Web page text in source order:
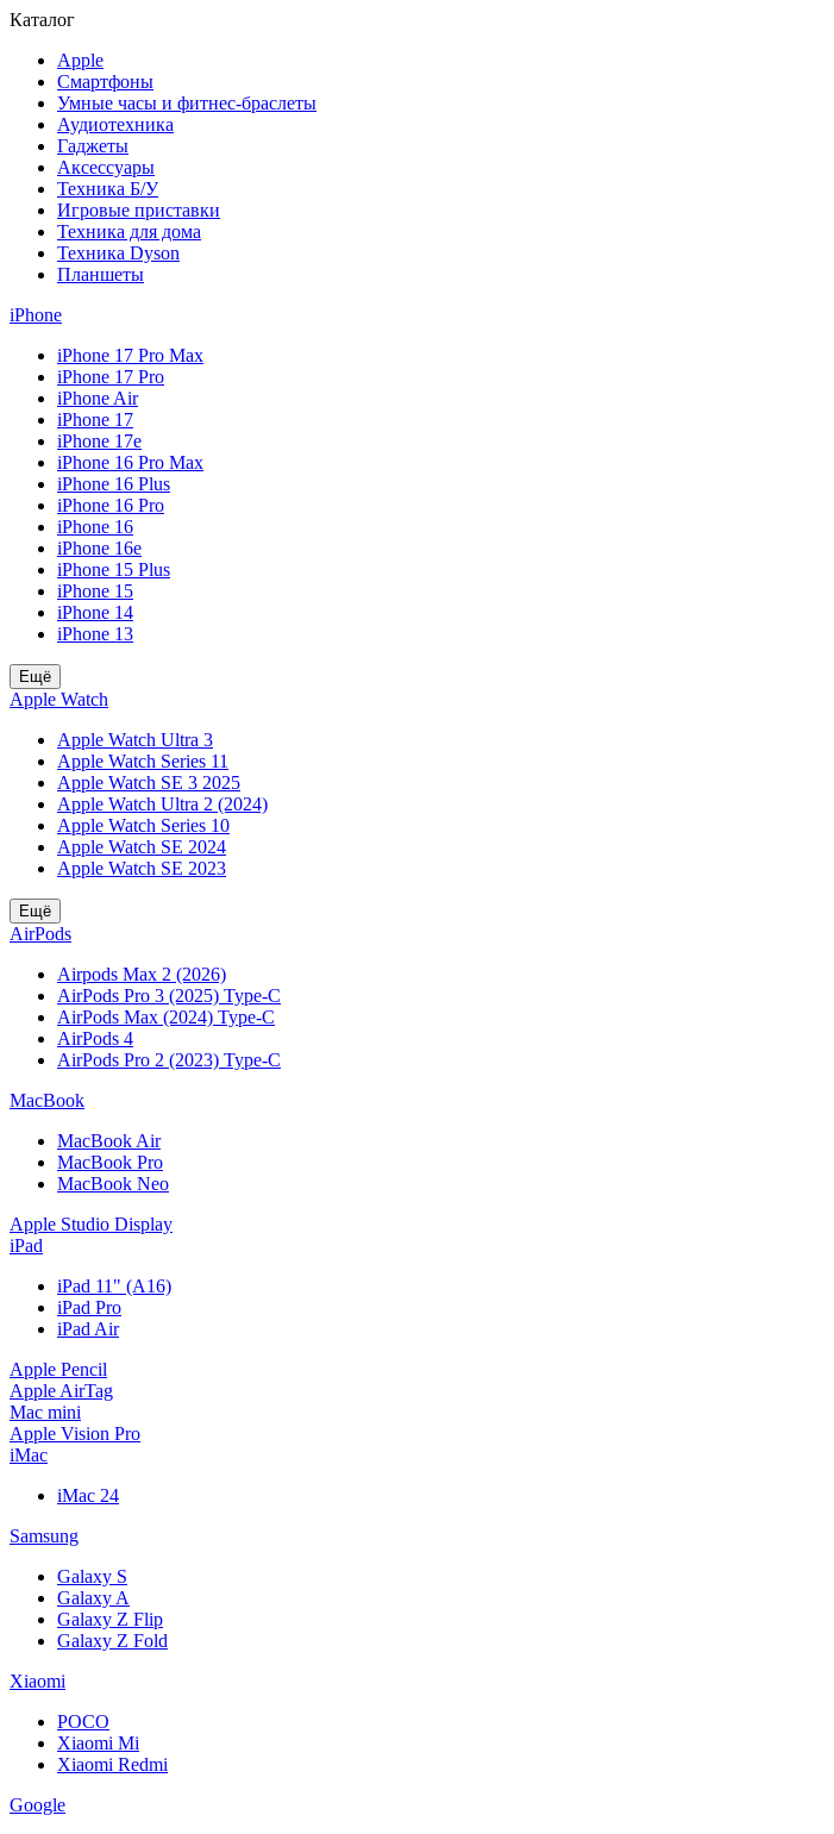
Каталог
Apple
Смартфоны
Умные часы и фитнес-браслеты
Аудиотехника
Гаджеты
Аксессуары
Техника Б/У
Игровые приставки
Техника для дома
Техника Dyson
Планшеты
iPhone
iPhone 17 Pro Max
iPhone 17 Pro
iPhone Air
iPhone 17
iPhone 17e
iPhone 16 Pro Max
iPhone 16 Plus
iPhone 16 Pro
iPhone 16
iPhone 16e
iPhone 15 Plus
iPhone 15
iPhone 14
iPhone 13
Ещё
Apple Watch
Apple Watch Ultra 3
Apple Watch Series 11
Apple Watch SE 3 2025
Apple Watch Ultra 2 (2024)
Apple Watch Series 10
Apple Watch SE 2024
Apple Watch SE 2023
Ещё
AirPods
Airpods Max 2 (2026)
AirPods Pro 3 (2025) Type-C
AirPods Max (2024) Type-C
AirPods 4
AirPods Pro 2 (2023) Type-C
MacBook
MacBook Air
MacBook Pro
MacBook Neo
Apple Studio Display
iPad
iPad 11" (A16)
iPad Pro
iPad Air
Apple Pencil
Apple AirTag
Mac mini
Apple Vision Pro
iMac
iMac 24
Samsung
Galaxy S
Galaxy A
Galaxy Z Flip
Galaxy Z Fold
Xiaomi
POCO
Xiaomi Mi
Xiaomi Redmi
Google